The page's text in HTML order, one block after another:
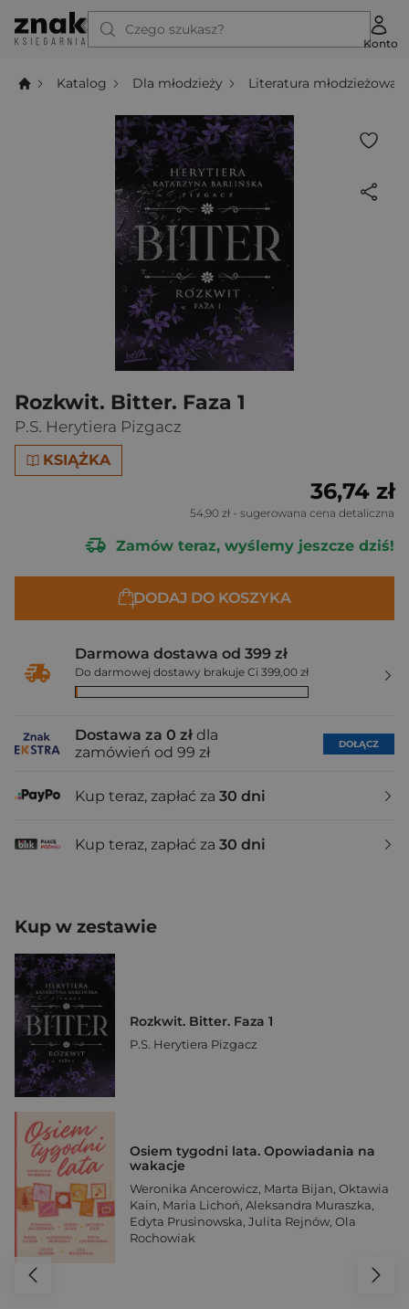
Czego szukasz?
Konto
Katalog Dla młodzieży Literatura młodzieżowa
Rozkwit. Bitter. Faza 1
P.S. Herytiera Pizgacz
KSIĄŻKA
36,74 zł
54,90 zł - sugerowana cena detaliczna
Zamów teraz, wyślemy jeszcze dziś!
DODAJ DO KOSZYKA
Darmowa dostawa od 399 zł
Do darmowej dostawy brakuje Ci 399,00 zł
Dostawa za 0 zł dla
zamówień od 99 zł
DOŁĄCZ
Kup teraz, zapłać za 30 dni
Kup teraz, zapłać za 30 dni
Kup w zestawie
Rozkwit. Bitter. Faza 1
P.S. Herytiera Pizgacz
Osiem tygodni lata. Opowiadania na
wakacje
Weronika Ancerowicz, Marta Bijan, Oktawia
Kain, Maria Lichoń, Aleksandra Muraszka,
Edyta Prusinowska, Julita Rejnów, Ola
Rochowiak